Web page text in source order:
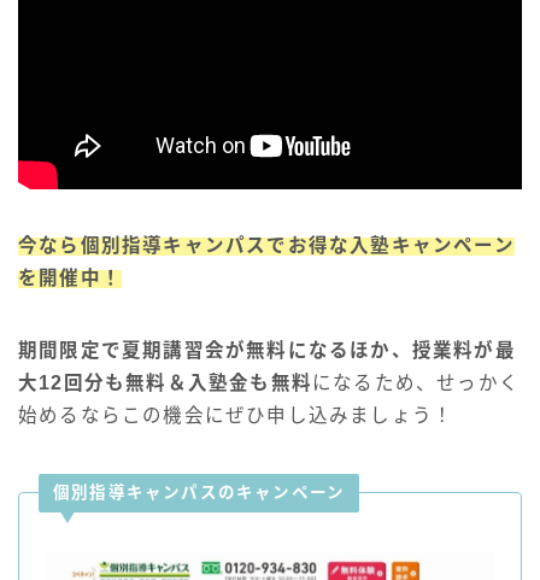
今なら個別指導キャンパスでお得な入塾キャンペーン
を開催中！
期間限定で夏期講習会が無料になるほか、授業料が最
大12回分も無料＆入塾金も無料 になるため、せっかく
始めるならこの機会にぜひ申し込みましょう！
個別指導キャンパスのキャンペーン